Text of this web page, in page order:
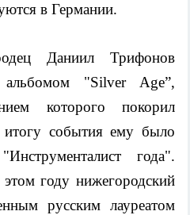
в Германии.
Даниил Трифонов
"Silver Age”,
которого покорил
события ему было
года".
году нижегородский
русским лауреатом